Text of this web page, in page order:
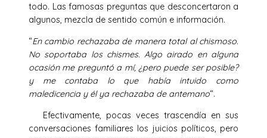
todo. Las famosas preguntas que desconcertaron a
algunos, mezcla de sentido común e información.
“En cambio rechazaba de manera total al chismoso.
No soportaba los chismes. Algo airado en alguna
ocasión me preguntó a mí, ¿pero puede ser posible?
y me contaba lo que había intuido como
maledicencia y él ya rechazaba de antemano“.
Efectivamente, pocas veces trascendía en sus
conversaciones familiares los juicios políticos, pero